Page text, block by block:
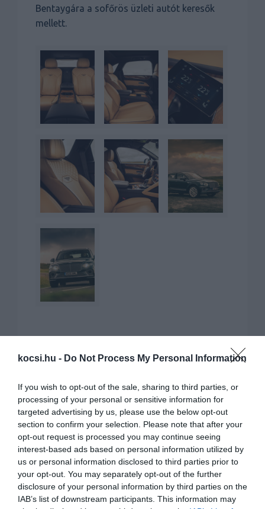
kocsi.hu - Do Not Process My Personal Information
If you wish to opt-out of the sale, sharing to third parties, or
processing of your personal or sensitive information for
targeted advertising by us, please use the below opt-out
section to confirm your selection. Please note that after your
opt-out request is processed you may continue seeing
interest-based ads based on personal information utilized by
us or personal information disclosed to third parties prior to
your opt-out. You may separately opt-out of the further
disclosure of your personal information by third parties on the
IAB’s list of downstream participants. This information may
Bentaygára a sofőrös üzleti autót keresők
mellett.
KAPCSOLÓDÓ CIKKEK
Két különleges Bentayga
felszereltséggel ünnepel a Bentley